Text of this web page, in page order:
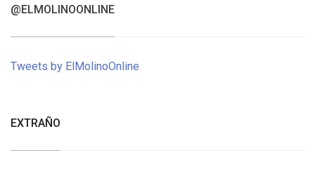
@ELMOLINOONLINE
Tweets by ElMolinoOnline
EXTRAÑO